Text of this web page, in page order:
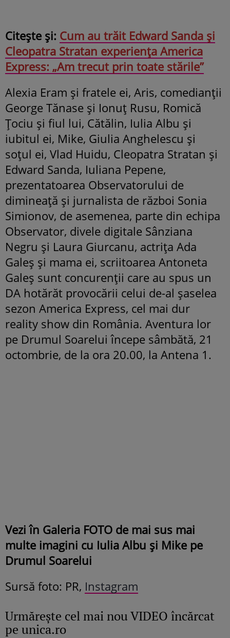
Citește și: Cum au trăit Edward Sanda și
Cleopatra Stratan experiența America
Express: „Am trecut prin toate stările”
Alexia Eram și fratele ei, Aris, comedianții
George Tănase și Ionuț Rusu, Romică
Țociu și fiul lui, Cătălin, Iulia Albu și
iubitul ei, Mike, Giulia Anghelescu și
soțul ei, Vlad Huidu, Cleopatra Stratan și
Edward Sanda, Iuliana Pepene,
prezentatoarea Observatorului de
dimineață și jurnalista de război Sonia
Simionov, de asemenea, parte din echipa
Observator, divele digitale Sânziana
Negru și Laura Giurcanu, actrița Ada
Galeș și mama ei, scriitoarea Antoneta
Galeș sunt concurenții care au spus un
DA hotărăt provocării celui de-al șaselea
sezon America Express, cel mai dur
reality show din România. Aventura lor
pe Drumul Soarelui începe sâmbătă, 21
octombrie, de la ora 20.00, la Antena 1.
Vezi în Galeria FOTO de mai sus mai
multe imagini cu Iulia Albu și Mike pe
Drumul Soarelui
Sursă foto: PR, Instagram
Urmăreşte cel mai nou VIDEO încărcat
pe unica.ro